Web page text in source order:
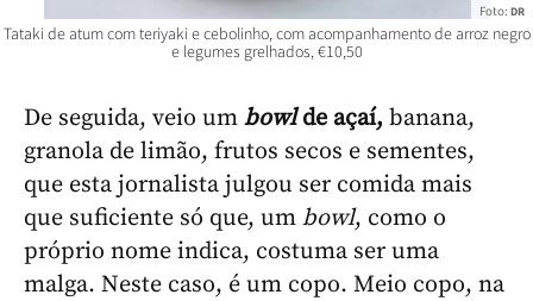
Tataki de atum com teriyaki e cebolinho, com acompanhamento de arroz negro
e legumes grelhados, €10,50
Foto: DR
De seguida, veio um bowlde açaí, banana,
granola de limão, frutos secos e sementes,
que esta jornalista julgou ser comida mais
que suficiente só que, um bowl, como o
próprio nome indica, costuma ser uma
malga. Neste caso, é um copo. Meio copo, na